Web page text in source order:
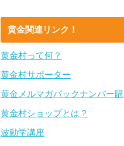
黄金関連リンク！
黄金村って何？
黄金村サポーター
黄金メルマガバックナンバー購
黄金村ショップとは？
波動学講座